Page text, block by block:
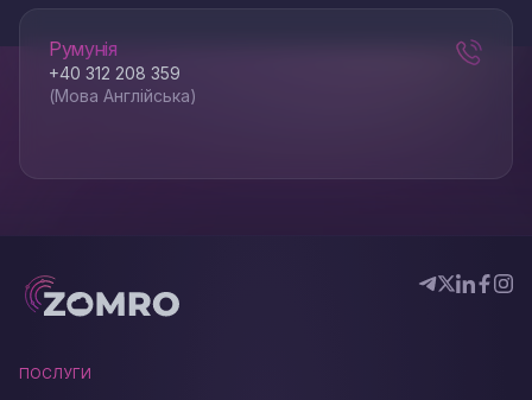
Румунія
+40 312 208 359
(Мова Англійська)
ПОСЛУГИ